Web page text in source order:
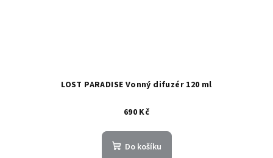
LOST PARADISE Vonný difuzér 120 ml
690 Kč
Do košíku